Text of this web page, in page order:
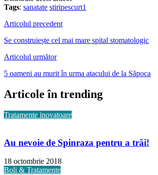
Tags: sanatate stiripescurt1
Articolul precedent
Se construiește cel mai mare spital stomatologic
Articolul următor
5 oameni au murit în urma atacului de la Săpoca
Articole în trending
Tratamente inovatoare
Au nevoie de Spinraza pentru a trăi!
18 octombrie 2018
Boli & Tratamente